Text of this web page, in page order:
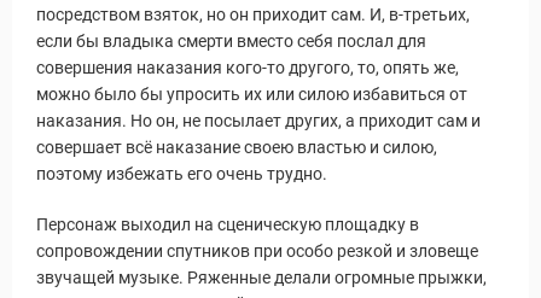
посредством взяток, но он приходит сам. И, в-третьих,
если бы владыка смерти вместо себя послал для
совершения наказания кого-то другого, то, опять же,
можно было бы упросить их или силою избавиться от
наказания. Но он, не посылает других, а приходит сам и
совершает всё наказание своею властью и силою,
поэтому избежать его очень трудно.
Персонаж выходил на сценическую площадку в
сопровождении спутников при особо резкой и зловеще
звучащей музыке. Ряженные делали огромные прыжки,